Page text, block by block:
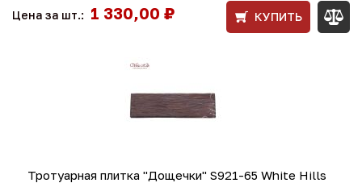
Цена за шт.: 1 330,00 ₽ КУПИТЬ
Тротуарная плитка "Дощечки" S921-65 White Hills